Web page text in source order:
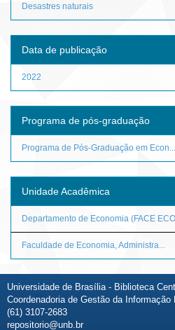
Desastres naturais
Data de publicação
2022
Programa de pós-graduação
Programa de Pós-Graduação em Econ...
Unidade Acadêmica
Departamento de Economia (FACE
Faculdade de Economia, Administra...
Universidade de Brasília - Biblioteca
Coordenadoria de Gestão da Informação
(61) 3107-2683
repositorio@unb.br